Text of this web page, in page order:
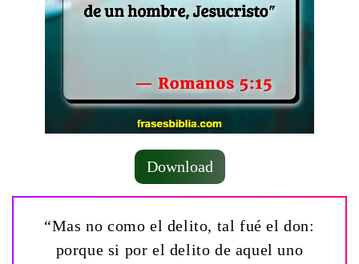
Download
“Mas no como el delito, tal fué el don:
porque si por el delito de aquel uno